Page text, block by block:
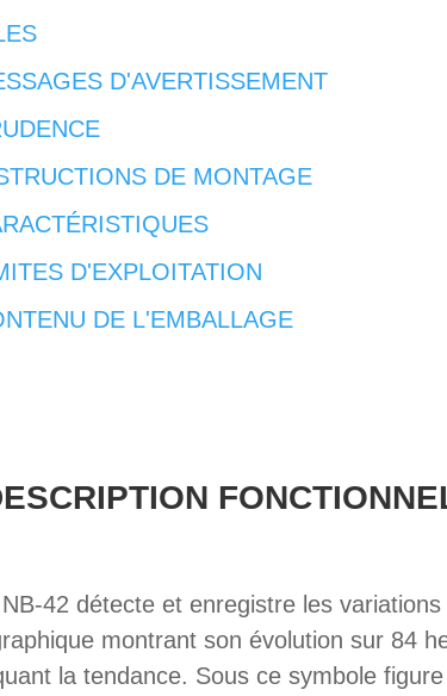
D'AVERTISSEMENT
DE MONTAGE
D'EXPLOITATION
DE L'EMBALLAGE
42 détecte et enregistre les
montrant son évolution sur 84
la tendance. Sous ce symbole